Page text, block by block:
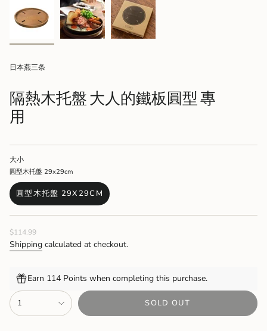
日本燕三条
隔熱木托盤 大人的鐵板圓型 專
用
大小
圓型木托盤 29x29cm
圓型木托盤 29X29CM
VARIANT
SOLD
UNAVAILABLE
Regular
price
$114.99
Shipping calculated at checkout.
Earn 114 Points when completing this purchase.
{"in_cart_html"=>"
<span
class=\"quantity-
1 SOLD OUT